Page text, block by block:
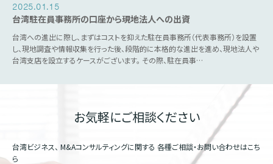
2025.01.15
台湾駐在員事務所の口座から現地法人への出資
台湾への進出に際し、まずはコストを抑えた駐在員事務所（代表事務所）を設置
し、現地調査や情報収集を行った後、段階的に本格的な進出を進め、現地法人や
台湾支店を設立するケースがございます。 その際、駐在員事…
お気軽にご相談ください
台湾ビジネス、 M&Aコンサルティングに関する 各種ご相談・お問い合わせはこち
ら